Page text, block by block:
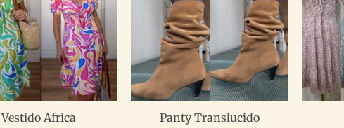
Vestido Africa Panty Translucido